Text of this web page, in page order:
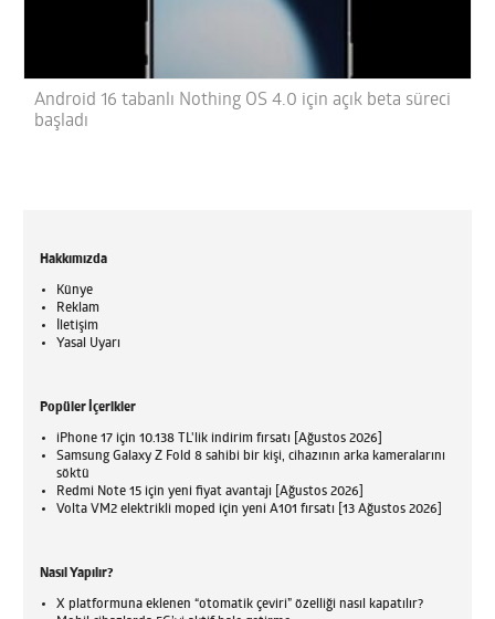
Android 16 tabanlı Nothing OS 4.0 için açık beta süreci
başladı
Hakkımızda
Künye
Reklam
İletişim
Yasal Uyarı
Popüler İçerikler
iPhone 17 için 10.138 TL'lik indirim fırsatı [Ağustos 2026]
Samsung Galaxy Z Fold 8 sahibi bir kişi, cihazının arka kameralarını
söktü
Redmi Note 15 için yeni fiyat avantajı [Ağustos 2026]
Volta VM2 elektrikli moped için yeni A101 fırsatı [13 Ağustos 2026]
Nasıl Yapılır?
X platformuna eklenen “otomatik çeviri” özelliği nasıl kapatılır?